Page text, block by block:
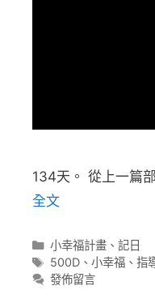
134天。 從上一篇
全文
分
類
小幸福計畫、 記日
標
籤
500D、 小幸福、 指
發佈留言